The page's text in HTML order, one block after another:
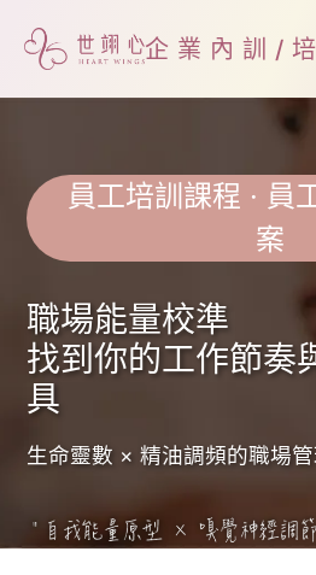
企業內訓/
員工培訓課程 · 員
案
職場能量校準
找到你的工作節奏
具
生命靈數 × 精油調頻的職場